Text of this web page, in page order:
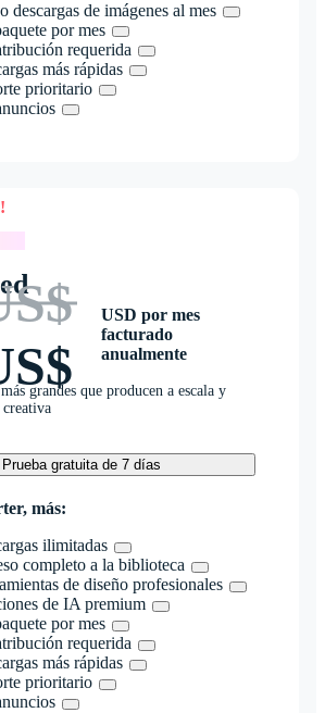
descargas de imágenes al mes
por mes
requerida
más rápidas
prioritario
USD por mes
facturado
anualmente
grandes que producen a escala y
Prueba gratuita de 7 días
más:
ilimitadas
completo a la biblioteca
de diseño profesionales
de IA premium
por mes
requerida
más rápidas
prioritario